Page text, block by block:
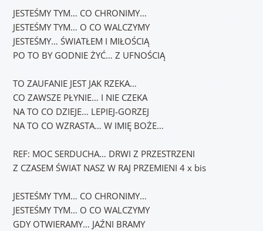
JESTEŚMY TYM… CO CHRONIMY…
JESTEŚMY TYM… O CO WALCZYMY
JESTEŚMY… ŚWIATŁEM I MIŁOŚCIĄ
PO TO BY GODNIE ŻYĆ… Z UFNOŚCIĄ
TO ZAUFANIE JEST JAK RZEKA…
CO ZAWSZE PŁYNIE… I NIE CZEKA
NA TO CO DZIEJE… LEPIEJ-GORZEJ
NA TO CO WZRASTA… W IMIĘ BOŻE…
REF: MOC SERDUCHA… DRWI Z PRZESTRZENI
Z CZASEM ŚWIAT NASZ W RAJ PRZEMIENI 4 x bis
JESTEŚMY TYM… CO CHRONIMY…
JESTEŚMY TYM… O CO WALCZYMY
GDY OTWIERAMY… JAŹNI BRAMY